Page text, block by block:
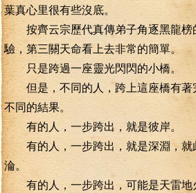
葉真心里很有些沒底。
按齊云宗歷代真傳弟子角逐黑龍榜
驗，第三關天命看上去非常的簡單。
只是跨過一座靈光閃閃的小橋。
但是，不同的人，跨上這座橋有著
不同的結果。
有的人，一步跨出，就是彼岸。
有的人，一步跨出，就是深淵，就
淪。
有的人，一步跨出，可能是天雷地